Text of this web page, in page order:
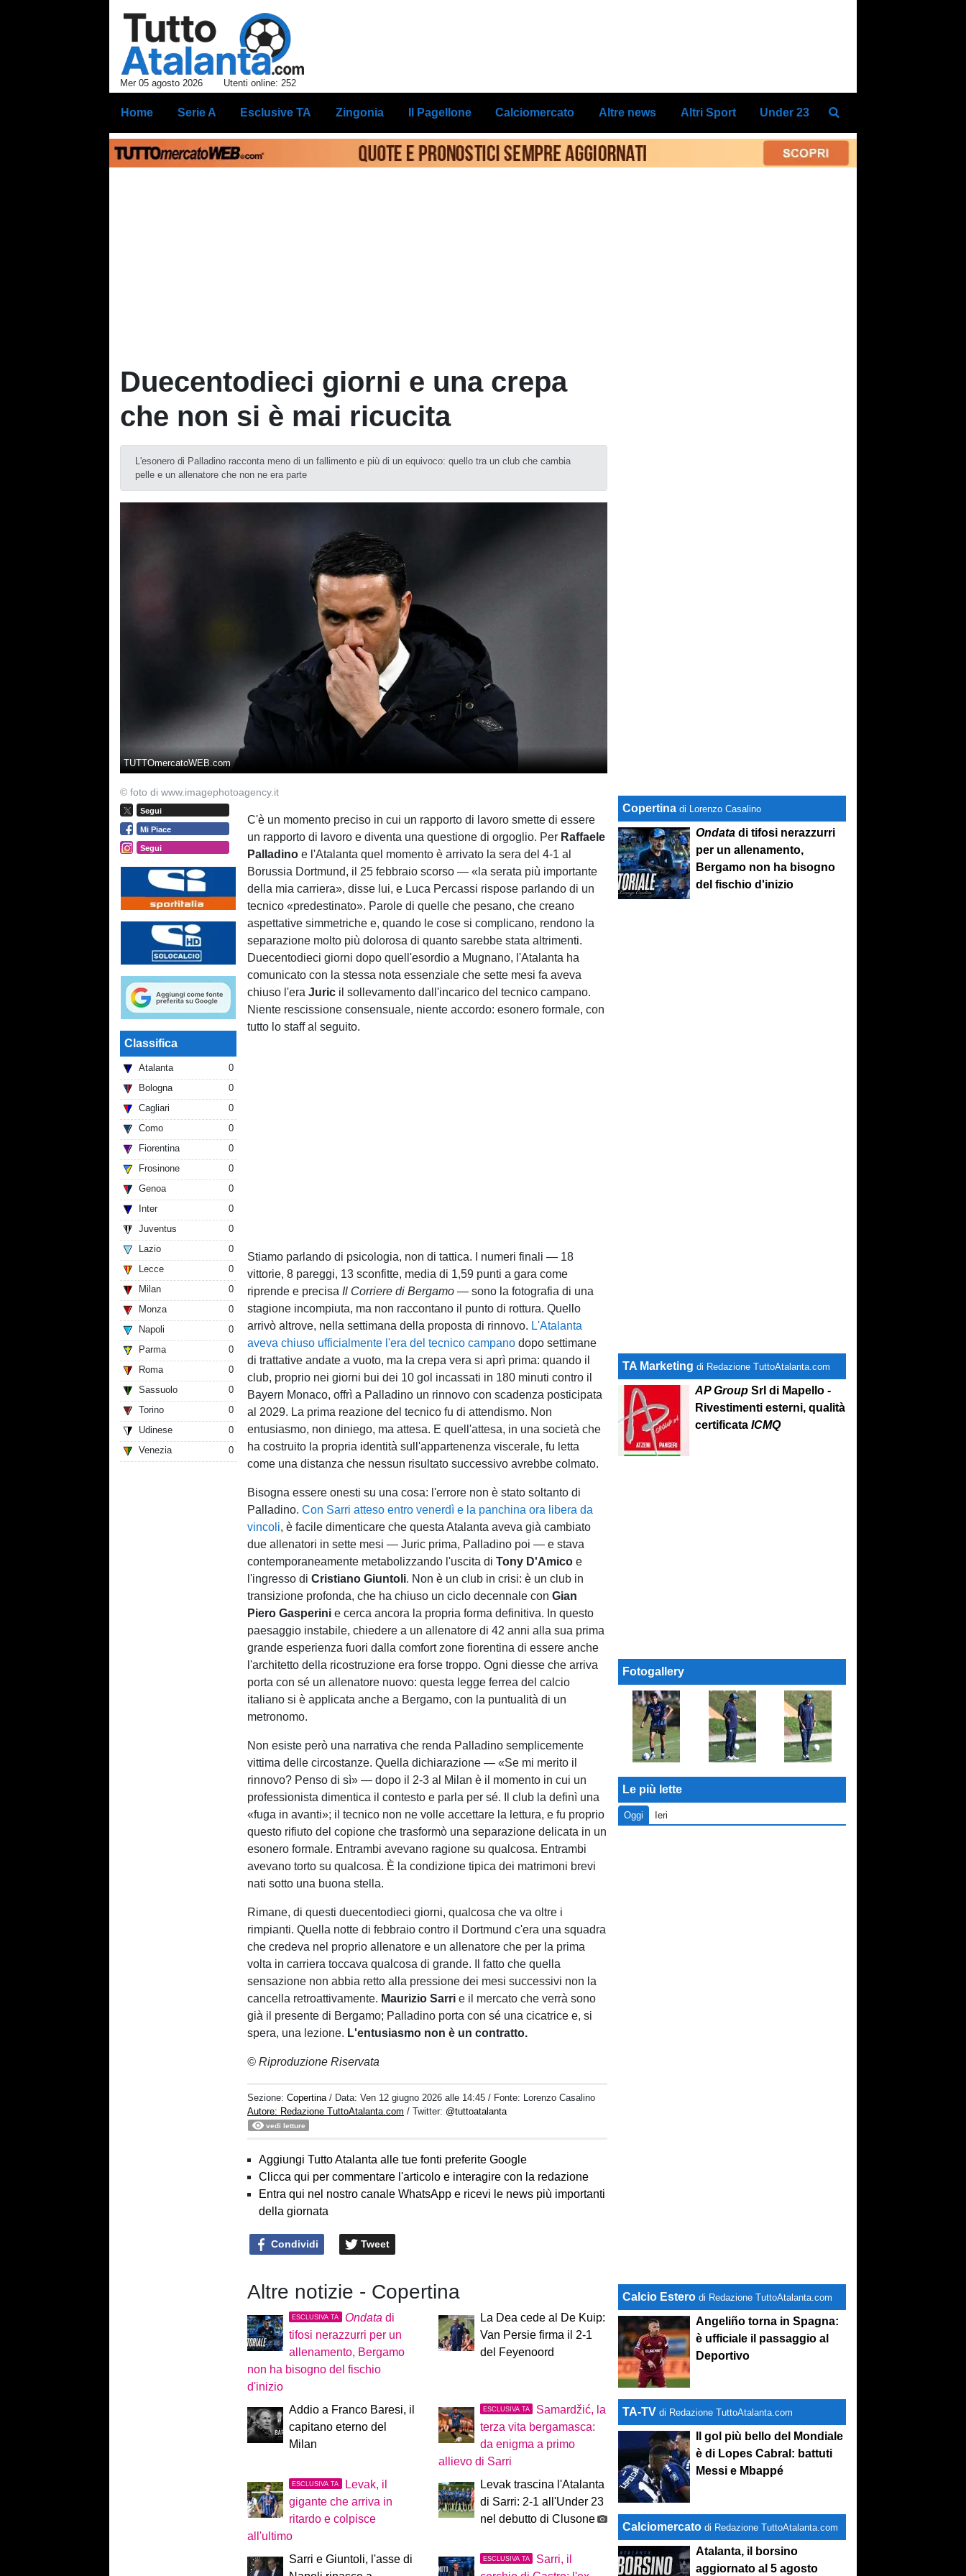
Mer 05 agosto 2026 Utenti online: 252
Home Serie A Esclusive TA Zingonia Il Pagellone Calciomercato Altre news Altri Sport Under 23
Duecentodieci giorni e una crepa
che non si è mai ricucita
L'esonero di Palladino racconta meno di un fallimento e più di un equivoco: quello tra un club che cambia
pelle e un allenatore che non ne era parte
TUTTOmercatoWEB.com
© foto di www.imagephotoagency.it
Segui
Mi Piace
Segui
Classifica
Atalanta
0
Bologna
0
Cagliari
0
Como
0
Fiorentina
0
Frosinone
0
Genoa
0
Inter
0
Juventus
0
Lazio
0
Lecce
0
Milan
0
Monza
0
Napoli
0
Parma
0
Roma
0
Sassuolo
0
Torino
0
Udinese
0
Venezia
0
C'è un momento preciso in cui un rapporto di lavoro smette di essere
un rapporto di lavoro e diventa una questione di orgoglio. Per Raffaele
Palladino e l'Atalanta quel momento è arrivato la sera del 4-1 al
Borussia Dortmund, il 25 febbraio scorso — «la serata più importante
della mia carriera», disse lui, e Luca Percassi rispose parlando di un
tecnico «predestinato». Parole di quelle che pesano, che creano
aspettative simmetriche e, quando le cose si complicano, rendono la
separazione molto più dolorosa di quanto sarebbe stata altrimenti.
Duecentodieci giorni dopo quell'esordio a Mugnano, l'Atalanta ha
comunicato con la stessa nota essenziale che sette mesi fa aveva
chiuso l'eraJuric il sollevamento dall'incarico del tecnico campano.
Niente rescissione consensuale, niente accordo: esonero formale, con
tutto lo staff al seguito.
Stiamo parlando di psicologia, non di tattica. I numeri finali — 18
vittorie, 8 pareggi, 13 sconfitte, media di 1,59 punti a gara come
riprende e precisa Il Corriere di Bergamo — sono la fotografia di una
stagione incompiuta, ma non raccontano il punto di rottura. Quello
arrivò altrove, nella settimana della proposta di rinnovo. L'Atalanta
aveva chiuso ufficialmente l'era del tecnico campano dopo settimane
di trattative andate a vuoto, ma la crepa vera si aprì prima: quando il
club, proprio nei giorni bui dei 10 gol incassati in 180 minuti contro il
Bayern Monaco, offrì a Palladino un rinnovo con scadenza posticipata
al 2029. La prima reazione del tecnico fu di attendismo. Non
entusiasmo, non diniego, ma attesa. E quell'attesa, in una società che
ha costruito la propria identità sull'appartenenza viscerale, fu letta
come una distanza che nessun risultato successivo avrebbe colmato.
Bisogna essere onesti su una cosa: l'errore non è stato soltanto di
Palladino.Con Sarri atteso entro venerdì e la panchina ora libera da
vincoli, è facile dimenticare che questa Atalanta aveva già cambiato
due allenatori in sette mesi — Juric prima, Palladino poi — e stava
contemporaneamente metabolizzando l'uscita diTony D'Amico e
l'ingresso diCristiano Giuntoli. Non è un club in crisi: è un club in
transizione profonda, che ha chiuso un ciclo decennale conGian
Piero Gasperini e cerca ancora la propria forma definitiva. In questo
paesaggio instabile, chiedere a un allenatore di 42 anni alla sua prima
grande esperienza fuori dalla comfort zone fiorentina di essere anche
l'architetto della ricostruzione era forse troppo. Ogni diesse che arriva
porta con sé un allenatore nuovo: questa legge ferrea del calcio
italiano si è applicata anche a Bergamo, con la puntualità di un
metronomo.
Non esiste però una narrativa che renda Palladino semplicemente
vittima delle circostanze. Quella dichiarazione — «Se mi merito il
rinnovo? Penso di sì» — dopo il 2-3 al Milan è il momento in cui un
professionista dimentica il contesto e parla per sé. Il club la definì una
«fuga in avanti»; il tecnico non ne volle accettare la lettura, e fu proprio
questo rifiuto del copione che trasformò una separazione delicata in un
esonero formale. Entrambi avevano ragione su qualcosa. Entrambi
avevano torto su qualcosa. È la condizione tipica dei matrimoni brevi
nati sotto una buona stella.
Rimane, di questi duecentodieci giorni, qualcosa che va oltre i
rimpianti. Quella notte di febbraio contro il Dortmund c'era una squadra
che credeva nel proprio allenatore e un allenatore che per la prima
volta in carriera toccava qualcosa di grande. Il fatto che quella
sensazione non abbia retto alla pressione dei mesi successivi non la
cancella retroattivamente. Maurizio Sarri e il mercato che verrà sono
già il presente di Bergamo; Palladino porta con sé una cicatrice e, si
spera, una lezione. L'entusiasmo non è un contratto.
© Riproduzione Riservata
Sezione:Copertina / Data:Ven 12 giugno 2026 alle 14:45 / Fonte: Lorenzo Casalino
Autore: Redazione TuttoAtalanta.com / Twitter: @tuttoatalanta
vedi letture
Aggiungi Tutto Atalanta alle tue fonti preferite Google
Clicca qui per commentare l'articolo e interagire con la redazione
Entra qui nel nostro canale WhatsApp e ricevi le news più importanti
della giornata
Condividi Tweet
Altre notizie - Copertina
ESCLUSIVA TA Ondata di
tifosi nerazzurri per un
allenamento, Bergamo
non ha bisogno del fischio
d'inizio
La Dea cede al De Kuip:
Van Persie firma il 2-1
del Feyenoord
Addio a Franco Baresi, il
capitano eterno del
Milan
ESCLUSIVA TA
Samardžić, la
terza vita bergamasca:
da enigma a primo
allievo di Sarri
ESCLUSIVA TA
Levak, il
gigante che arriva in
ritardo e colpisce
all'ultimo
Levak trascina l'Atalanta
di Sarri: 2-1 all'Under 23
nel debutto di Clusone
Sarri e Giuntoli, l'asse di
ESCLUSIVA TA
Sarri, il
Copertina di Lorenzo Casalino
Ondata di tifosi nerazzurri
per un allenamento,
Bergamo non ha bisogno
del fischio d'inizio
TA Marketing di Redazione TuttoAtalanta.com
AP Group Srl di Mapello -
Rivestimenti esterni, qualità
certificataICMQ
Fotogallery
Le più lette
Oggi Ieri
Calcio Estero di Redazione TuttoAtalanta.com
Angeliño torna in Spagna:
è ufficiale il passaggio al
Deportivo
TA-TVdi Redazione TuttoAtalanta.com
Il gol più bello del Mondiale
è di Lopes Cabral: battuti
Messi e Mbappé
Calciomercato di Redazione TuttoAtalanta.com
Atalanta, il borsino
aggiornato al 5 agosto